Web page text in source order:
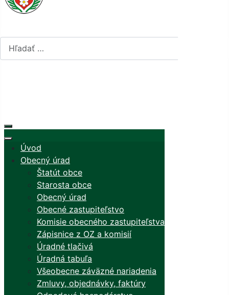
Úvod
Obecný úrad
Štatút obce
Starosta obce
Obecný úrad
Obecné zastupiteľstvo
Komisie obecného zastupiteľstva
Zápisnice z OZ a komisií
Úradné tlačivá
Úradná tabuľa
Všeobecne záväzné nariadenia
Zmluvy, objednávky, faktúry